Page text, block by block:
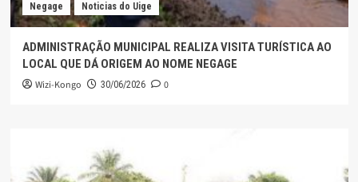
Negage Noticias do Uige
ADMINISTRAÇÃO MUNICIPAL REALIZA VISITA TURÍSTICA AO
LOCAL QUE DÁ ORIGEM AO NOME NEGAGE
Wizi-Kongo 30/06/2026 0